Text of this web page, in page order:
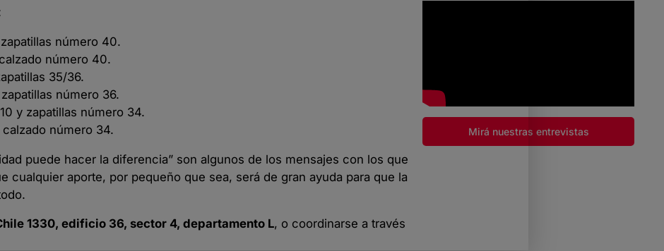
número 40.
número 40.
35/36.
número 36.
y zapatillas número 34.
número 34.
puede hacer la diferencia” son algunos de los mensajes con los que
cualquier aporte, por pequeño que sea, será de gran ayuda para que la
1330, edificio 36, sector 4, departamento L, o coordinarse a través
Mirá nuestras entrevistas